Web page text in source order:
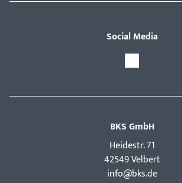
Social Media
BKS GmbH
Hei­destr. 71
42549 Velbert
info@bks.de